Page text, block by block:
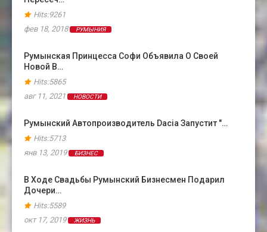
Hits:9261
фев 18, 2018
РУМЫНИЯ
Румынская Принцесса Софи Объявила О Своей
Новой В…
Hits:5865
авг 11, 2021
НОВОСТИ
Румынский Автопроизводитель Dacia Запустит "…
Hits:5713
янв 13, 2019
БИЗНЕС
В Ходе Свадьбы Румынский Бизнесмен Подарил
Дочери…
Hits:5589
окт 17, 2019
ЖИЗНЬ